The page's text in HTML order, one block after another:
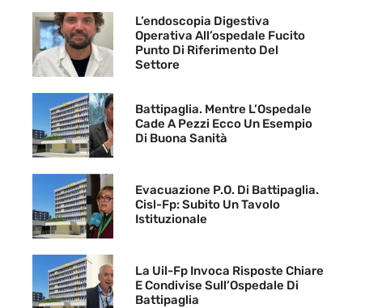
L’endoscopia Digestiva
Operativa All’ospedale Fucito
Punto Di Riferimento Del
Settore
Battipaglia. Mentre L’Ospedale
Cade A Pezzi Ecco Un Esempio
Di Buona Sanità
Evacuazione P.O. Di Battipaglia.
Cisl-Fp: Subito Un Tavolo
Istituzionale
La Uil-Fp Invoca Risposte Chiare
E Condivise Sull’Ospedale Di
Battipaglia